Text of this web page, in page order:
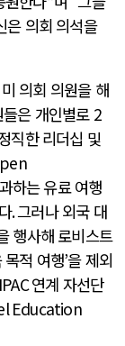
은 의회 의석을
의회 의원을 해
들은 개인별로 2
직한 리더십 및
하는 유료 여행
.그러나 외국 대
행사해 로비스트
목적 여행’을 제외
연계 자선단
Education